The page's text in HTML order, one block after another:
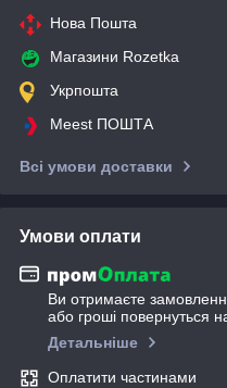
Нова Пошта
Магазини Rozetka
Укрпошта
Meest ПОШТА
Всі умови доставки
Умови оплати
Ви отримаєте
або гроші повернуться
Детальніше
Оплатити частинами